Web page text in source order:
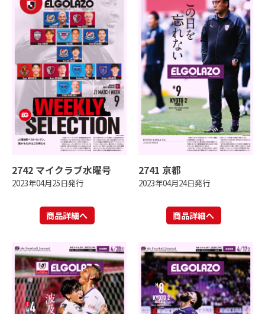
2742 マイクラブ水曜号
2023年04月25日発行
商品詳細へ
2741 京都
2023年04月24日発行
商品詳細へ